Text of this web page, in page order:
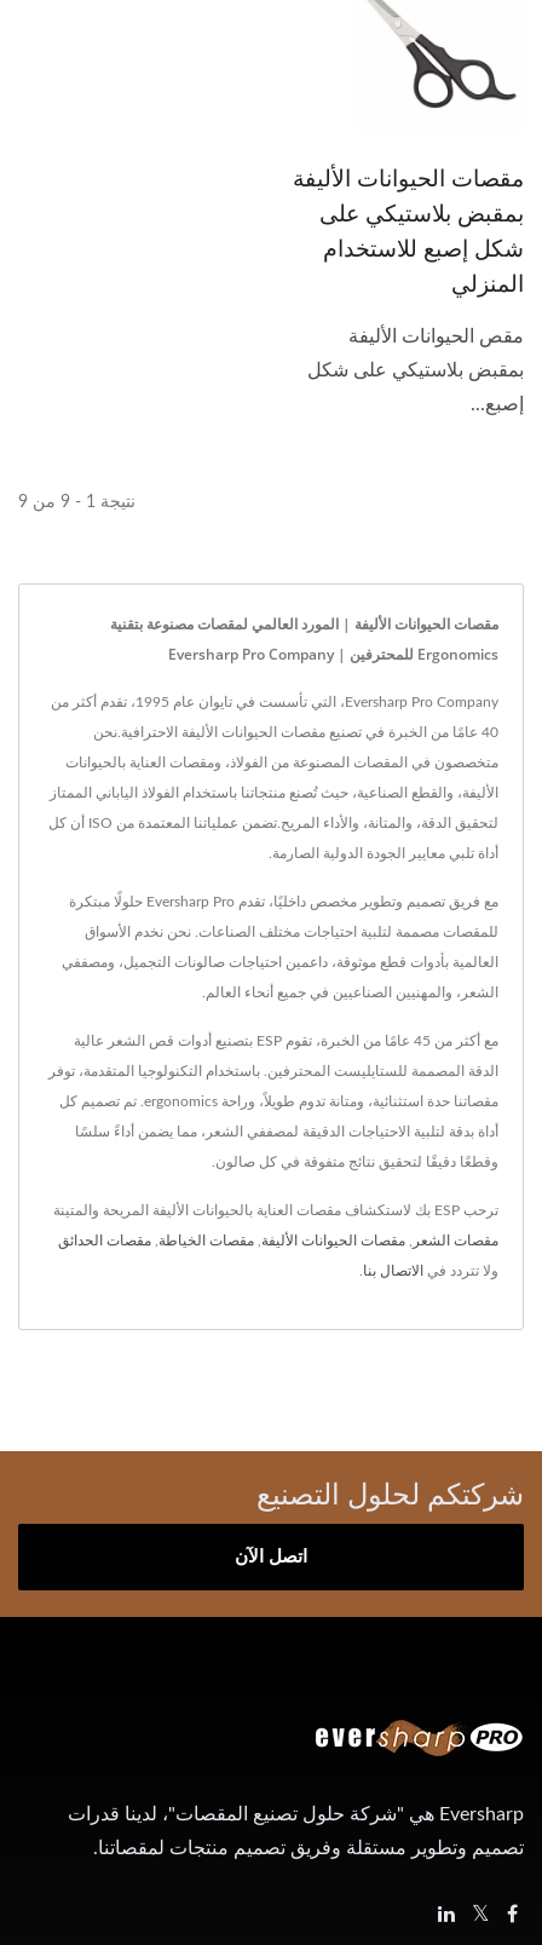
مقصات الحيوانات الأليفة
بمقبض بلاستيكي على
شكل إصبع للاستخدام
المنزلي
مقص الحيوانات الأليفة
بمقبض بلاستيكي على شكل
إصبع...
نتيجة 1 - 9 من 9
مقصات الحيوانات الأليفة | المورد العالمي لمقصات مصنوعة بتقنية
Ergonomics للمحترفين | Eversharp Pro Company
Eversharp Pro Company، التي تأسست في تايوان عام 1995، تقدم أكثر من
40 عامًا من الخبرة في تصنيع مقصات الحيوانات الأليفة الاحترافية.نحن
متخصصون في المقصات المصنوعة من الفولاذ، ومقصات العناية بالحيوانات
الأليفة، والقطع الصناعية، حيث تُصنع منتجاتنا باستخدام الفولاذ الياباني الممتاز
لتحقيق الدقة، والمتانة، والأداء المريح.تضمن عملياتنا المعتمدة من ISO أن كل
أداة تلبي معايير الجودة الدولية الصارمة.
مع فريق تصميم وتطوير مخصص داخليًا، تقدم Eversharp Pro حلولًا مبتكرة
للمقصات مصممة لتلبية احتياجات مختلف الصناعات. نحن نخدم الأسواق
العالمية بأدوات قطع موثوقة، داعمين احتياجات صالونات التجميل، ومصففي
الشعر، والمهنيين الصناعيين في جميع أنحاء العالم.
مع أكثر من 45 عامًا من الخبرة، تقوم ESP بتصنيع أدوات قص الشعر عالية
الدقة المصممة للستايليست المحترفين. باستخدام التكنولوجيا المتقدمة، توفر
مقصاتنا حدة استثنائية، ومتانة تدوم طويلاً، وراحة ergonomics. تم تصميم كل
أداة بدقة لتلبية الاحتياجات الدقيقة لمصففي الشعر، مما يضمن أداءً سلسًا
وقطعًا دقيقًا لتحقيق نتائج متفوقة في كل صالون.
ترحب ESP بك لاستكشاف مقصات العناية بالحيوانات الأليفة المريحة والمتينة
مقصات الشعر مقصات الحيوانات الأليفة مقصات الخياطة مقصات الحدائق
ولا تتردد في الاتصال بنا
شركتكم لحلول التصنيع
اتصل الآن
Eversharp هي "شركة حلول تصنيع المقصات"، لدينا قدرات
تصميم وتطوير مستقلة وفريق تصميم منتجات لمقصاتنا.